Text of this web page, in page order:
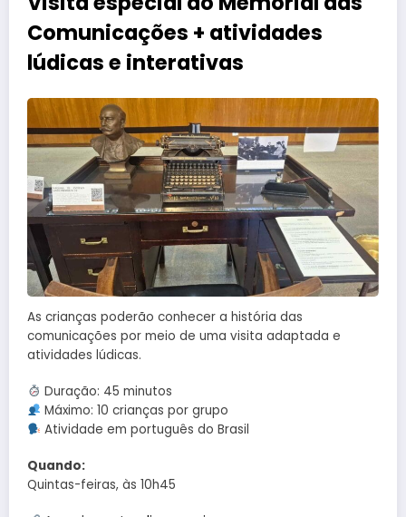
Comunicações + atividades
lúdicas e interativas
As crianças poderão conhecer a história das
comunicações por meio de uma visita adaptada e
atividades lúdicas.
Duração: 45 minutos
Máximo: 10 crianças por grupo
Atividade em português do Brasil
Quando:
Quintas-feiras, às 10h45